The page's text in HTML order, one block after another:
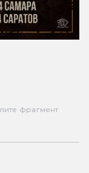
фрагмент